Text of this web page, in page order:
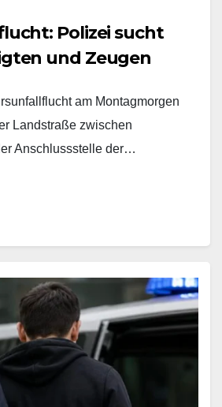
Polizei sucht
und Zeugen
am Montagmorgen
Landstraße zwischen
Anschlussstelle der…